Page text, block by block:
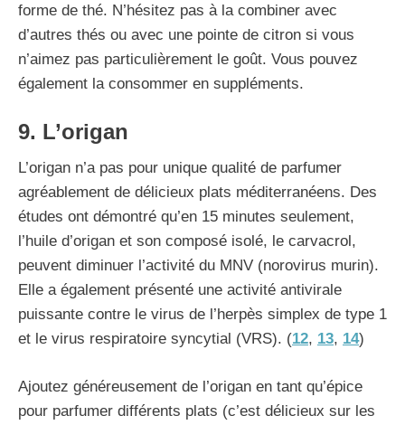
forme de thé. N’hésitez pas à la combiner avec
d’autres thés ou avec une pointe de citron si vous
n’aimez pas particulièrement le goût. Vous pouvez
également la consommer en suppléments.
9. L’origan
L’origan n’a pas pour unique qualité de parfumer
agréablement de délicieux plats méditerranéens. Des
études ont démontré qu’en 15 minutes seulement,
l’huile d’origan et son composé isolé, le carvacrol,
peuvent diminuer l’activité du MNV (norovirus murin).
Elle a également présenté une activité antivirale
puissante contre le virus de l’herpès simplex de type 1
et le virus respiratoire syncytial (VRS). (12, 13, 14)
Ajoutez généreusement de l’origan en tant qu’épice
pour parfumer différents plats (c’est délicieux sur les